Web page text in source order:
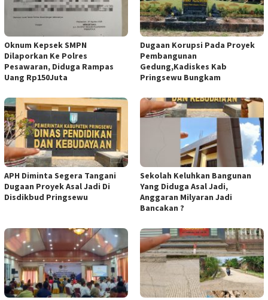
Oknum Kepsek SMPN
Dilaporkan Ke Polres
Pesawaran, Diduga Rampas
Uang Rp150Juta
Dugaan Korupsi Pada Proyek
Pembangunan
Gedung,Kadiskes Kab
Pringsewu Bungkam
APH Diminta Segera Tangani
Dugaan Proyek Asal Jadi Di
Disdikbud Pringsewu
Sekolah Keluhkan Bangunan
Yang Diduga Asal Jadi,
Anggaran Milyaran Jadi
Bancakan ?